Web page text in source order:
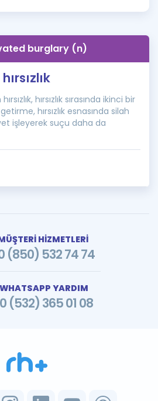
burglary (n)
hırsızlık sırasında ikinci bir
hırsızlık esnasında silah
işleyerek suçu daha da
HİZMETLERİ
(850) 532 74 74
WHATSAPP YARDIM
0 (532) 365 01 08